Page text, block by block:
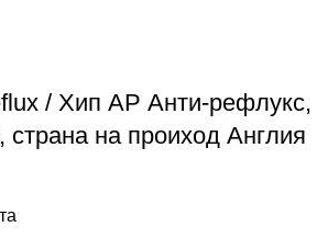
/ Хип AP Анти-рефлукс,
страна на проиход Англия